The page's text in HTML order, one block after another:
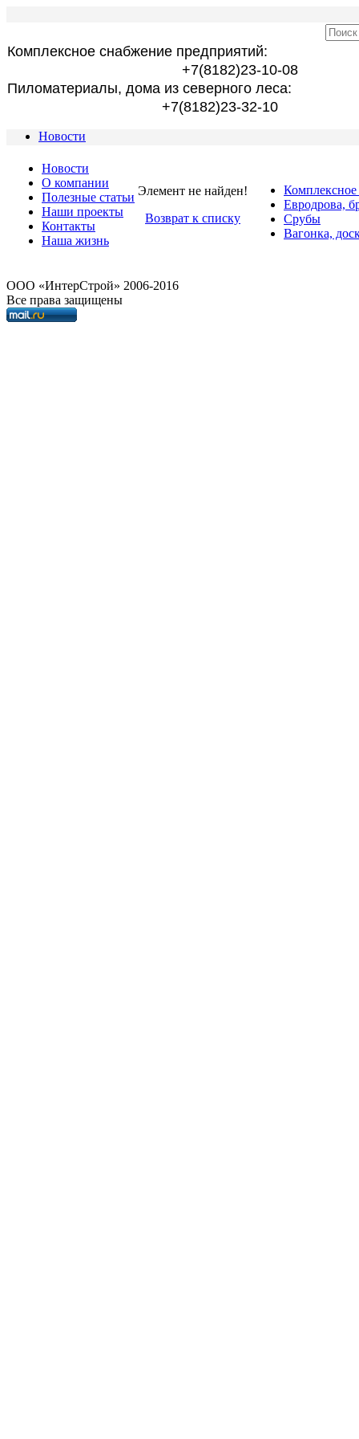
Комплексное снабжение предприятий:
+7(8182)23-10-08
Пиломатериалы, дома из северного леса:
+7(8182)23-32-10
Новости
Новости
О компании
Полезные статьи
Наши проекты
Контакты
Наша жизнь
Элемент не найден!
Возврат к списку
Евродрова,
Срубы
Вагонка,
OOO «ИнтерСтрой» 2006-2016
Все права защищены